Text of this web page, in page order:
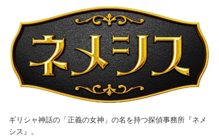
ギリシャ神話の「正義の女神」の名を持つ探偵事務所『ネメ
シス』。